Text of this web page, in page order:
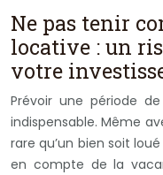
Ne pas tenir
locative : un
votre
Prévoir une période
indispensable. Même
rare qu’un bien soit
en compte de la